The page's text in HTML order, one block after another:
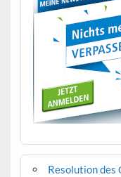
Resolution des